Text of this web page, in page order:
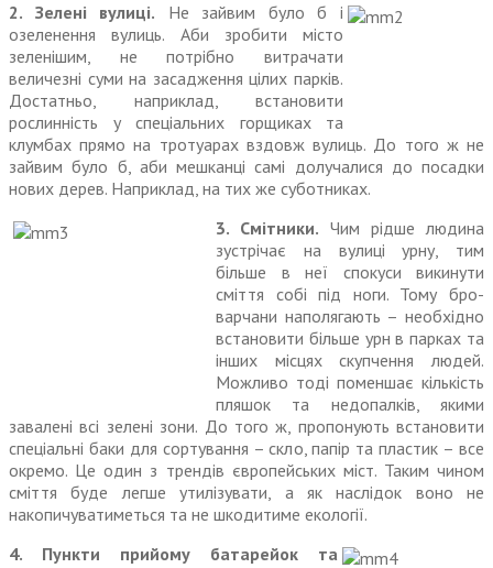
2. Зелені вулиці. Не зайвим було б і
озеленення вулиць. Аби зробити місто
зеленішим, не потрібно витрачати
величезні суми на засадження цілих парків.
Достатньо, наприклад, встано­вити
рослинність у спеціальних горщиках та
клумбах прямо на тротуарах вздовж вулиць. До того ж не
зайвим було б, аби мешканці самі долучалися до посадки
нових дерев. Наприклад, на тих же суботниках.
3. Смітники. Чим рідше людина
зустрічає на вулиці урну, тим
більше в неї спокуси викинути
сміття собі під ноги. Тому бро­
варчани наполягають – необхідно
встановити більше урн в парках та
інших місцях скупчення людей.
Можливо тоді поменшає кількість
пляшок та недопалків, якими
завалені всі зелені зони. До того ж, пропонують встановити
спеці­альні баки для сортування – скло, папір та пластик – все
окремо. Це один з трендів європейських міст. Таким чином
сміття буде легше утилізувати, а як наслідок воно не
накопичуватиметься та не шкодитиме екології.
4. Пункти прийому батарейок та